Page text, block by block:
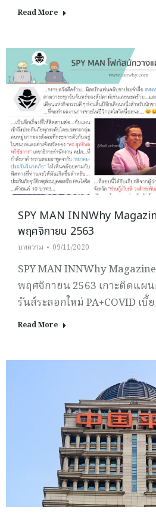
Read More
SPY MAN INNWhy
พฤศจิกายน 2563
บทความ 09/11/2020
SPY MAN INNWhy
พฤศจิกายน 2563 เกาะติดแผ
รันส์ระลอกใหม่ PA+COVID เบี้
Read More